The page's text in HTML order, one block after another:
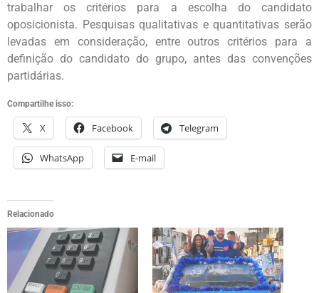
trabalhar os critérios para a escolha do candidato
oposicionista. Pesquisas qualitativas e quantitativas serão
levadas em consideração, entre outros critérios para a
definição do candidato do grupo, antes das convenções
partidárias.
Compartilhe isso:
X Facebook Telegram
WhatsApp E-mail
Relacionado